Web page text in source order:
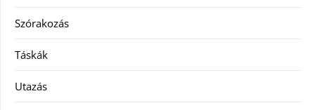
Szórakozás
Táskák
Utazás